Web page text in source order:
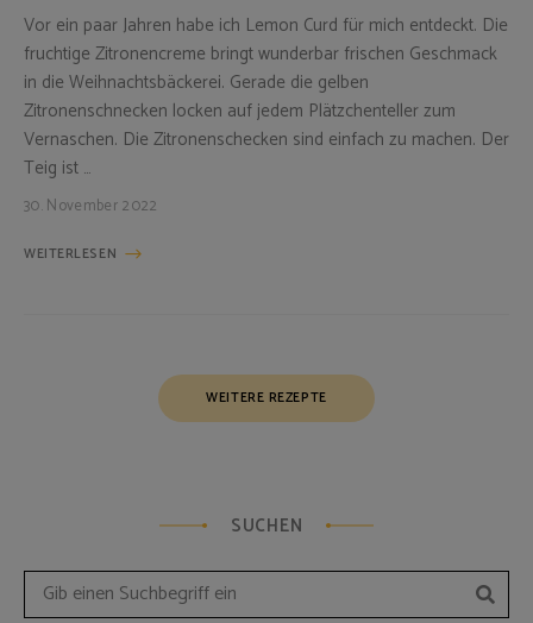
Vor ein paar Jahren habe ich Lemon Curd für mich entdeckt. Die
fruchtige Zitronencreme bringt wunderbar frischen Geschmack
in die Weihnachtsbäckerei. Gerade die gelben
Zitronenschnecken locken auf jedem Plätzchenteller zum
Vernaschen. Die Zitronenschecken sind einfach zu machen. Der
Teig ist …
30. November 2022
WEITERLESEN
WEITERE REZEPTE
SUCHEN
Search